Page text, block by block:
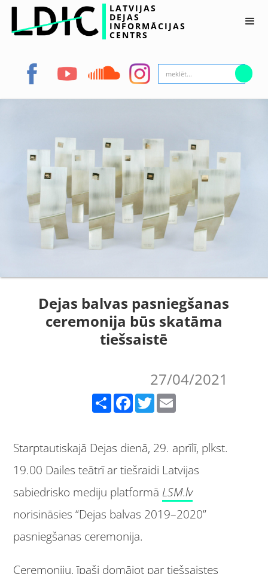
LATVIJAS
DEJAS
INFORMĀCIJAS
CENTRS
Dejas balvas pasniegšanas
ceremonija būs skatāma
tiešsaistē
27/04/2021
Share Facebook Twitter
Starptautiskajā Dejas dienā, 29. aprīlī, plkst.
19.00 Dailes teātrī ar tiešraidi Latvijas
sabiedrisko mediju platformā LSM.lv
norisināsies “Dejas balvas 2019–2020”
pasniegšanas ceremonija.
Ceremoniju, īpaši domājot par tiešsaistes